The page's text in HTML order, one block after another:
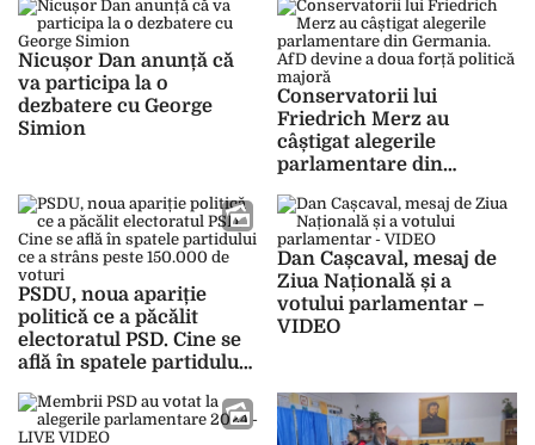
Parlament. Opoziția pro-
rusă contestă rezultatul
și cheamă la proteste
Nicușor Dan anunță că
va participa la o
dezbatere cu George
Simion
Conservatorii lui
Friedrich Merz au
câștigat alegerile
parlamentare din
doua forță politică
majoră
PSDU, noua apariție
politică ce a păcălit
electoratul PSD. Cine se
află în spatele partidului
de voturi
Dan Cașcaval, mesaj de
Ziua Națională și a
votului parlamentar –
VIDEO